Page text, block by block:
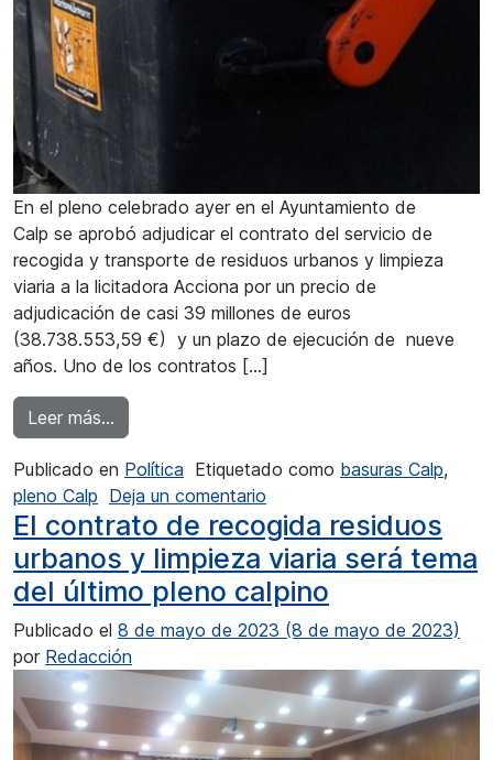
En el pleno celebrado ayer en el Ayuntamiento de
Calp se aprobó adjudicar el contrato del servicio de
recogida y transporte de residuos urbanos y limpieza
viaria a la licitadora Acciona por un precio de
adjudicación de casi 39 millones de euros
(38.738.553,59 €) y un plazo de ejecución de nueve
años. Uno de los contratos […]
Leer más…
Publicado en Política Etiquetado como basuras Calp,
pleno Calp Deja un comentario
El contrato de recogida residuos
urbanos y limpieza viaria será tema
del último pleno calpino
Publicado el 8 de mayo de 2023 (8 de mayo de 2023)
por Redacción